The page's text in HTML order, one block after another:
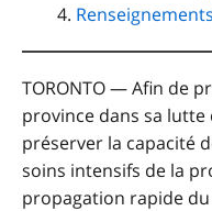
TORONTO — Afin de
province dans sa lutte
préserver la capacité
soins intensifs de la
propagation rapide